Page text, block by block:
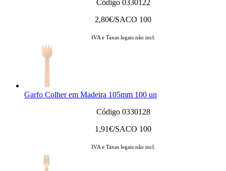
Código 0330122
2,80€/SACO 100
IVA e Taxas legais não incl.
Garfo Colher em Madeira 105mm 100 un
Código 0330128
1,91€/SACO 100
IVA e Taxas legais não incl.